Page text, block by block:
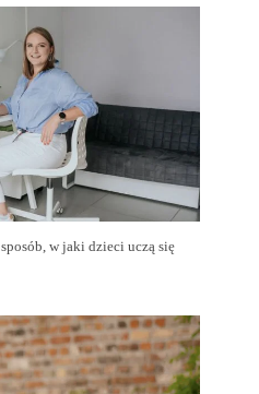
w jaki dzieci uczą się